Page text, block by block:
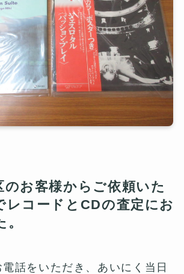
のお客様からご依頼いた
レコードとCDの査定にお
話をいただき、あいにく当日